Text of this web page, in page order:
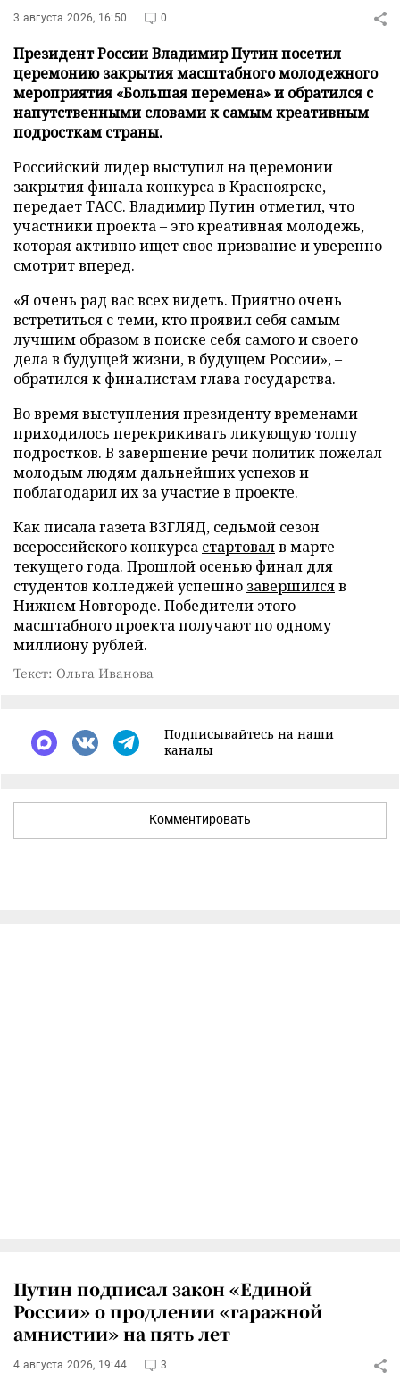
3 августа 2026, 16:50 0
Президент России Владимир Путин посетил
церемонию закрытия масштабного молодежного
мероприятия «Большая перемена» и обратился с
напутственными словами к самым креативным
подросткам страны.
Российский лидер выступил на церемонии
закрытия финала конкурса в Красноярске,
передаетТАСС. Владимир Путин отметил, что
участники проекта – это креативная молодежь,
которая активно ищет свое призвание и уверенно
смотрит вперед.
«Я очень рад вас всех видеть. Приятно очень
встретиться с теми, кто проявил себя самым
лучшим образом в поиске себя самого и своего
дела в будущей жизни, в будущем России», –
обратился к финалистам глава государства.
Во время выступления президенту временами
приходилось перекрикивать ликующую толпу
подростков. В завершение речи политик пожелал
молодым людям дальнейших успехов и
поблагодарил их за участие в проекте.
Как писала газета ВЗГЛЯД, седьмой сезон
всероссийского конкурса стартовалв марте
текущего года. Прошлой осенью финал для
студентов колледжей успешно завершилсяв
Нижнем Новгороде. Победители этого
масштабного проектаполучаютпо одному
миллиону рублей.
Текст: Ольга Иванова
Подписывайтесь на наши
каналы
Комментировать
Путин подписал закон «Единой
России» о продлении «гаражной
амнистии» на пять лет
4 августа 2026, 19:44 3